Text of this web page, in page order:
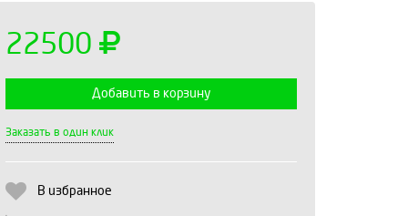
22500
Добавить в корзину
Заказать в один клик
В избранное